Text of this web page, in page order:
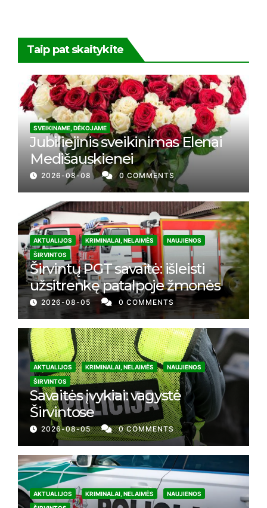
Taip pat skaitykite
SVEIKINAME, DĖKOJAME
Jubiliejinis sveikinimas Elenai
Medišauskienei
2026-08-08 0 COMMENTS
AKTUALIJOS KRIMINALAI, NELAIMĖS
NAUJIENOS
ŠIRVINTOS
Širvintų PGT savaitė: išleisti
užsitrenkę patalpoje žmonės
2026-08-05 0 COMMENTS
AKTUALIJOS KRIMINALAI, NELAIMĖS
NAUJIENOS
ŠIRVINTOS
Savaitės įvykiai: vagystė
Širvintose
2026-08-05 0 COMMENTS
AKTUALIJOS KRIMINALAI, NELAIMĖS
NAUJIENOS